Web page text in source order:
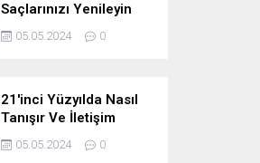
Saçlarınızı Yenileyin
05.05.2024 0
21'inci Yüzyılda Nasıl
Tanışır Ve İletişim
Kurarız Ve Metaverse
Bunu Yakın Zamanda
05.05.2024 0